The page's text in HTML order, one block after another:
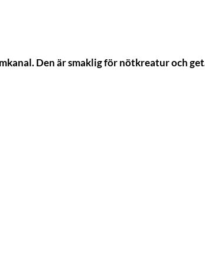
Den är smaklig för nötkreatur och